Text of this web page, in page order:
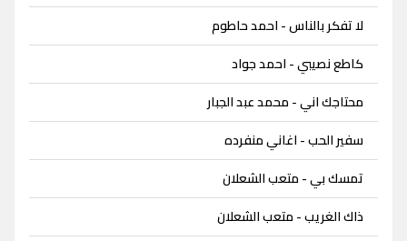
لا تفكر بالناس - احمد حاطوم
كاطع نصيبي - احمد جواد
محتاجك اني - محمد عبد الجبار
سفير الحب - اغاني منفرده
تمسك بي - متعب الشعلان
ذاك الغريب - متعب الشعلان